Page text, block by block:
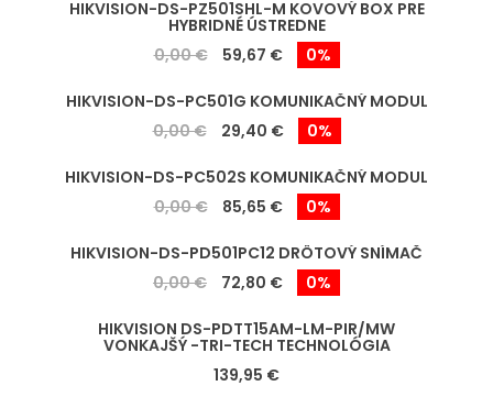
HIKVISION-DS-PZ501SHL-M KOVOVÝ BOX PRE
HYBRIDNÉ ÚSTREDNE
0,00 €
59,67 € 0%
HIKVISION-DS-PC501G KOMUNIKAČNÝ MODUL
0,00 €
29,40 € 0%
HIKVISION-DS-PC502S KOMUNIKAČNÝ MODUL
0,00 €
85,65 € 0%
HIKVISION-DS-PD501PC12 DRÔTOVÝ SNÍMAČ
0,00 €
72,80 € 0%
HIKVISION DS-PDTT15AM-LM-PIR/MW
VONKAJŠÝ -TRI-TECH TECHNOLÓGIA
139,95 €